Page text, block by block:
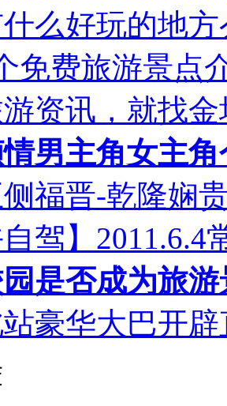
么好玩的地方
免费旅游景点
资讯，就找
男主角女主
福晋-乾隆娴
自驾】
是否成为旅
豪华大巴开